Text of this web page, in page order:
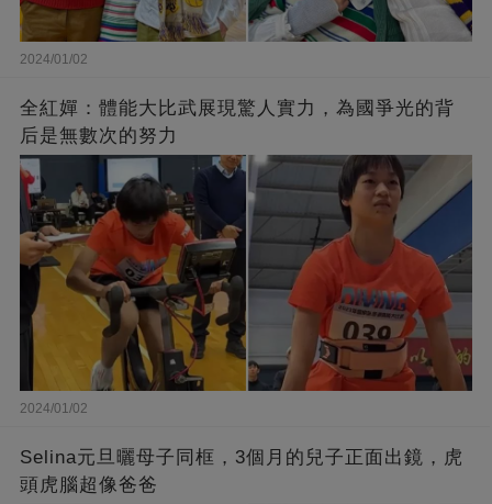
2024/01/02
全紅嬋：體能大比武展現驚人實力，為國爭光的背
后是無數次的努力
2024/01/02
Selina元旦曬母子同框，3個月的兒子正面出鏡，虎
頭虎腦超像爸爸